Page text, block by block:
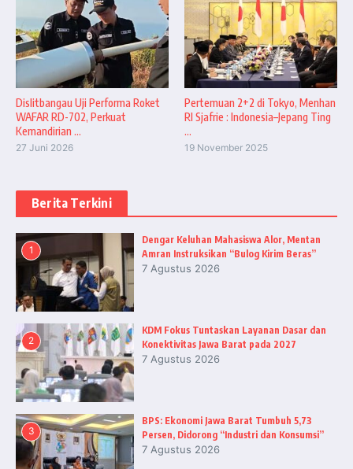
Dislitbangau Uji Performa Roket
WAFAR RD-702, Perkuat
Kemandirian ...
27 Juni 2026
Pertemuan 2+2 di Tokyo, Menhan
RI Sjafrie : Indonesia–Jepang Ting
...
19 November 2025
Berita Terkini
1
Dengar Keluhan Mahasiswa Alor, Mentan
Amran Instruksikan “Bulog Kirim Beras”
7 Agustus 2026
2
KDM Fokus Tuntaskan Layanan Dasar dan
Konektivitas Jawa Barat pada 2027
7 Agustus 2026
3
BPS: Ekonomi Jawa Barat Tumbuh 5,73
Persen, Didorong “Industri dan Konsumsi”
7 Agustus 2026